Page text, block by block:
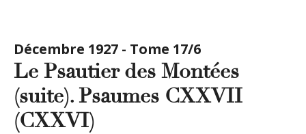
Décembre 1927 - Tome 17/6
Le Psautier des Montées
(suite). Psaumes CXXVII
(CXXVI)